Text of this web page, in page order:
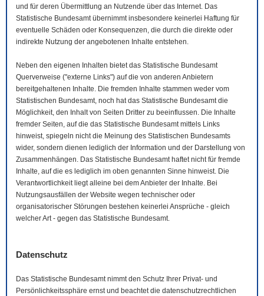
und für deren Übermittlung an Nutzende über das Internet. Das
Statistische Bundesamt übernimmt insbesondere keinerlei Haftung für
eventuelle Schäden oder Konsequenzen, die durch die direkte oder
indirekte Nutzung der angebotenen Inhalte entstehen.
Neben den eigenen Inhalten bietet das Statistische Bundesamt
Querverweise ("externe Links") auf die von anderen Anbietern
bereitgehaltenen Inhalte. Die fremden Inhalte stammen weder vom
Statistischen Bundesamt, noch hat das Statistische Bundesamt die
Möglichkeit, den Inhalt von Seiten Dritter zu beeinflussen. Die Inhalte
fremder Seiten, auf die das Statistische Bundesamt mittels Links
hinweist, spiegeln nicht die Meinung des Statistischen Bundesamts
wider, sondern dienen lediglich der Information und der Darstellung von
Zusammenhängen. Das Statistische Bundesamt haftet nicht für fremde
Inhalte, auf die es lediglich im oben genannten Sinne hinweist. Die
Verantwortlichkeit liegt alleine bei dem Anbieter der Inhalte. Bei
Nutzungsausfällen der Website wegen technischer oder
organisatorischer Störungen bestehen keinerlei Ansprüche - gleich
welcher Art - gegen das Statistische Bundesamt.
Datenschutz
Das Statistische Bundesamt nimmt den Schutz Ihrer Privat- und
Persönlichkeitssphäre ernst und beachtet die datenschutzrechtlichen